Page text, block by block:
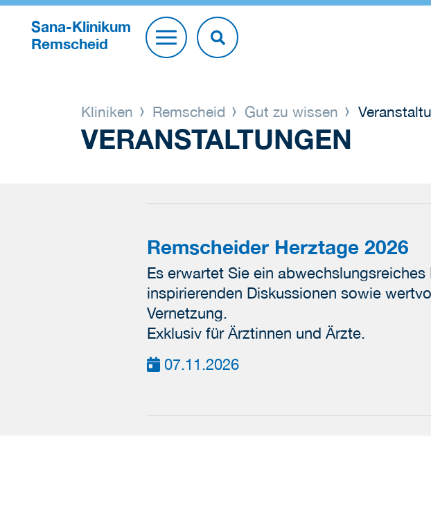
Sana-Klinikum
Remscheid
Kliniken Remscheid Gut zu wissen
VERANSTALTUNGEN
Remscheider Herztage 2026
Es erwartet Sie ein
inspirierenden Diskussionen sowie
Vernetzung.
Exklusiv für Ärztinnen und Ärzte.
07.11.2026